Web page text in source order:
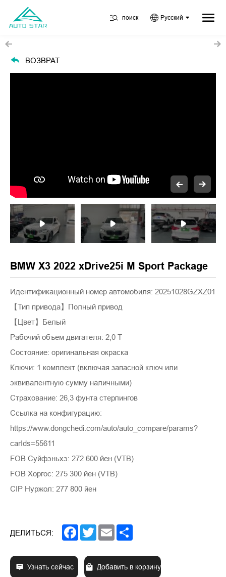
поиск Русский
ВОЗВРАТ
BMW X3 2022 xDrive25i M Sport Package
Идентификационный номер автомобиля: 20251028GZXZ01
【Тип привода】Полный привод
【Цвет】Белый
Рабочий объем двигателя: 2,0 Т
Состояние: оригинальная окраска
Ключи: 1 комплект (включая запасной ключ или
эквивалентную сумму наличными)
Страхование: 26,3 фунта стерлингов
Ссылка на конфигурацию:
https://www.dongchedi.com/auto/auto_compare/params?
carIds=55611
FOB Суйфэньхэ: 272 600 йен (VTB)
FOB Хоргос: 275 300 йен (VTB)
CIP Нуржол: 277 800 йен
ДЕЛИТЬСЯ: Facebook
TwitterEmail
Узнать сейчас Добавить в корзину